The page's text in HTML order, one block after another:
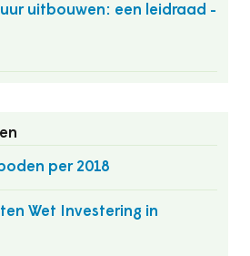
uitbouwen: een leidraad -
per 2018
Wet Investering in